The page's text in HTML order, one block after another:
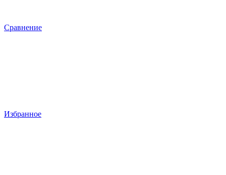
Сравнение
Избранное